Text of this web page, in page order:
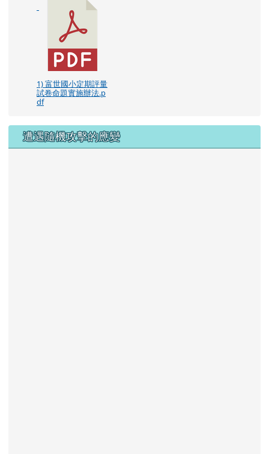
1) 富世國小定期評量
試卷命題實施辦法.p
df
遭遇隨機攻擊的應變